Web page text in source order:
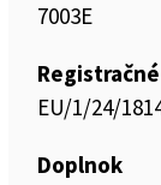
7003E
EU/1/24/
Doplnok